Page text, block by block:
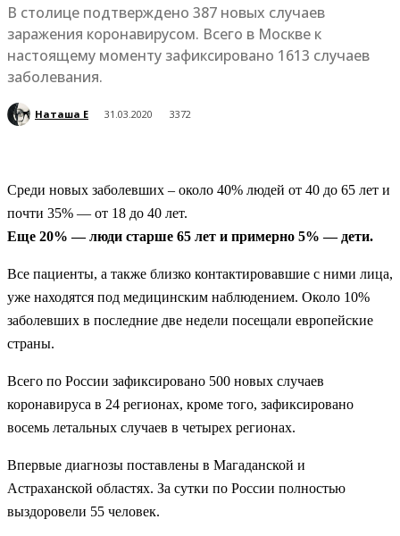
В столице подтверждено 387 новых случаев
заражения коронавирусом. Всего в Москве к
настоящему моменту зафиксировано 1613 случаев
заболевания.
Наташа Е 31.03.2020 3372
Среди новых заболевших – около 40% людей от 40 до 65 лет и
почти 35% — от 18 до 40 лет.
Еще 20% — люди старше 65 лет и примерно 5% — дети.
Все пациенты, а также близко контактировавшие с ними лица,
уже находятся под медицинским наблюдением. Около 10%
заболевших в последние две недели посещали европейские
страны.
Всего по России зафиксировано 500 новых случаев
коронавируса в 24 регионах, кроме того, зафиксировано
восемь летальных случаев в четырех регионах.
Впервые диагнозы поставлены в Магаданской и
Астраханской областях. За сутки по России полностью
выздоровели 55 человек.